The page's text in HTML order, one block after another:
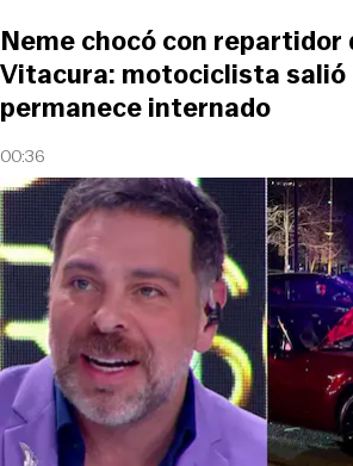
00:36
Neme chocó con repartidor
Vitacura: motociclista salió
permanece internado